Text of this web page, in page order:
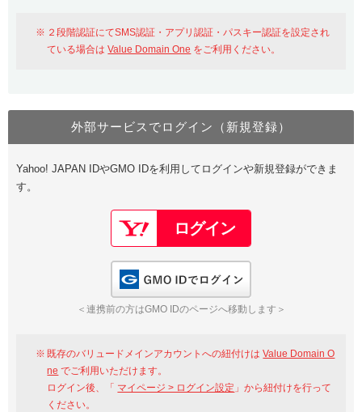
おすすめ One レンタルサーバーを含む最新の機能を使う方
Value Domain Oneにログイン
Google
GMO ID Amazon
※AmazonはValue Domain Oneのログイン画面へ遷移します
Value Domain Oneアカウント作成
以下でも登録可能
Google Yahoo!
GMO ID
２段階認証にてSMS認証・アプリ認証・パスキー認証を設定され
ている場合はValue Domain One をご利用ください。
外部サービスでログイン（新規登録）
Yahoo! JAPAN IDやGMO IDを利用してログインや新規登録ができま
す。
＜連携前の方はGMO IDのページへ移動します＞
既存のバリュードメインアカウントへの紐付けはValue Domain O
ne でご利用いただけます。
ログイン後、「 マイページ > ログイン設定 」から紐付けを行って
ください。